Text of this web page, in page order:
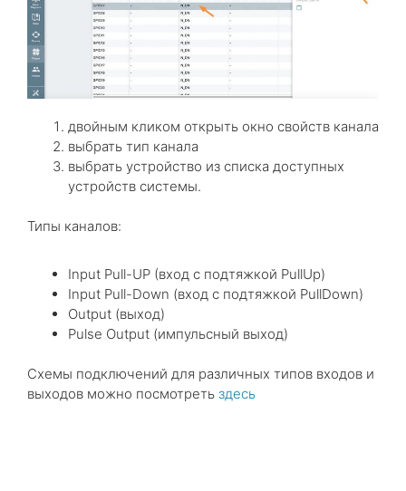
двойным кликом открыть окно свойств канала
выбрать тип канала
выбрать устройство из списка доступных
устройств системы.
Типы каналов:
Input Pull-UP (вход с подтяжкой PullUp)
Input Pull-Down (вход с подтяжкой PullDown)
Output (выход)
Pulse Output (импульсный выход)
Схемы подключений для различных типов входов и
выходов можно посмотреть здесь